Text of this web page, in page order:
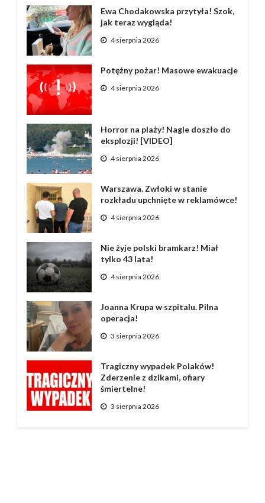
Ewa Chodakowska przytyła! Szok,
jak teraz wygląda!
4 sierpnia 2026
Potężny pożar! Masowe ewakuacje
4 sierpnia 2026
Horror na plaży! Nagle doszło do
eksplozji! [VIDEO]
4 sierpnia 2026
Warszawa. Zwłoki w stanie
rozkładu upchnięte w reklamówce!
4 sierpnia 2026
Nie żyje polski bramkarz! Miał
tylko 43 lata!
4 sierpnia 2026
Joanna Krupa w szpitalu. Pilna
operacja!
3 sierpnia 2026
Tragiczny wypadek Polaków!
Zderzenie z dzikami, ofiary
śmiertelne!
3 sierpnia 2026